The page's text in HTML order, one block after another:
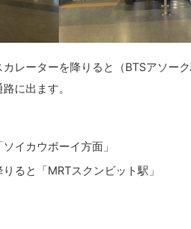
レーターを降りると（BTSアソー
に出ます。
イカウボーイ方面」
ると「MRTスクンビット駅」